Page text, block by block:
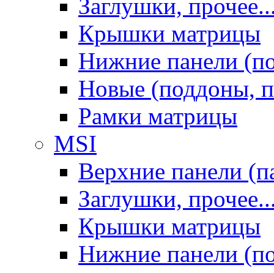
Заглушки,
Крышки матрицы
Нижние панели
Новые (поддоны,
Рамки матрицы
MSI
Верхние панели
Заглушки,
Крышки матрицы
Нижние панели